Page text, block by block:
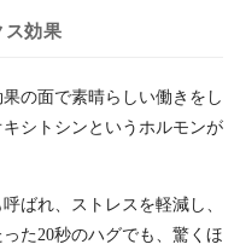
ス効果
の面で素晴らしい働きをし
シトシンというホルモンが
ばれ、ストレスを軽減し、
た20秒のハグでも、驚くほ